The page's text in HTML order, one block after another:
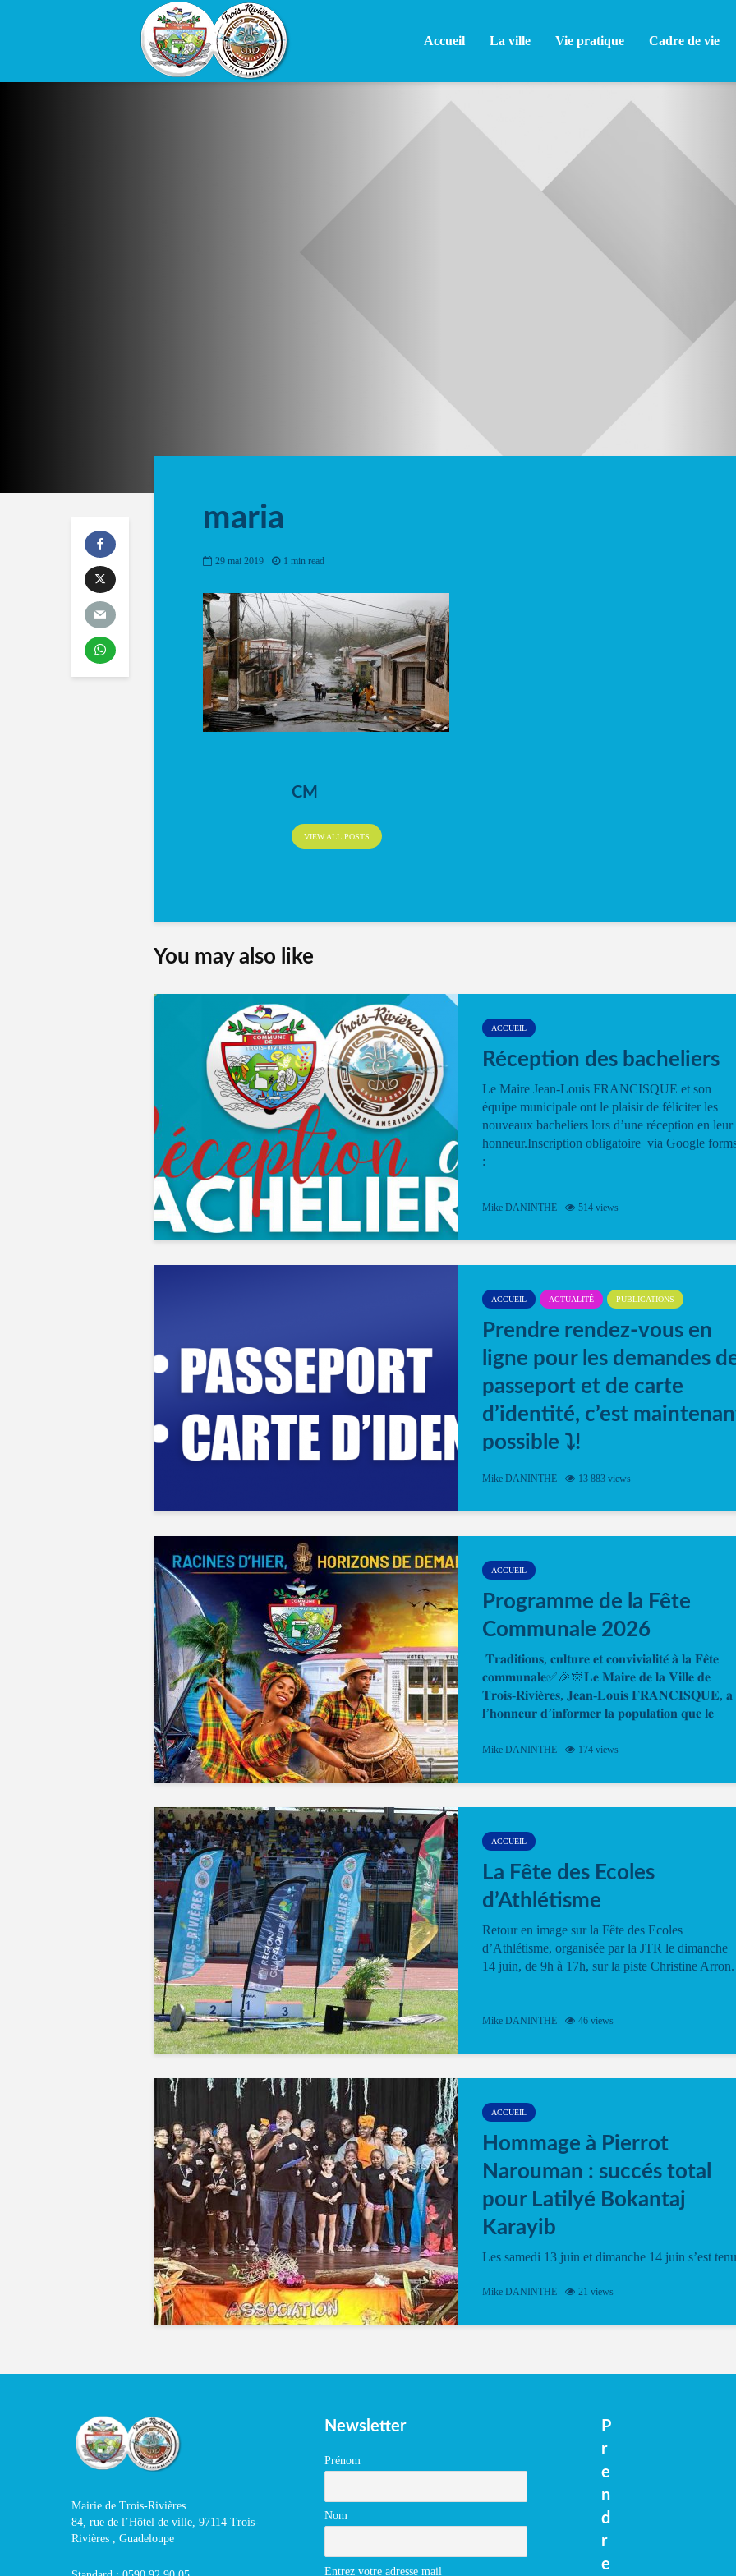
Accueil La ville Vie pratique Cadre de vie
maria
29 mai 2019 1 min read
CM
VIEW ALL POSTS
You may also like
ACCUEIL
Réception des bacheliers
Le Maire Jean-Louis FRANCISQUE et son
équipe municipale ont le plaisir de féliciter les
nouveaux bacheliers lors d’une réception en leur
honneur.Inscription obligatoire via Google
:
Mike DANINTHE 514 views
ACCUEIL ACTUALITÉ PUBLICATIONS
Prendre rendez-vous en
ligne pour les demandes
passeport et de carte
d’identité, c’est
possible ⤵️!
Désormais, il est possible de prendre rendez-
Mike DANINTHE 13 883 views
ACCUEIL
Programme de la Fête
Communale 2026
𝐓𝐫𝐚𝐝𝐢𝐭𝐢𝐨𝐧𝐬, 𝐜𝐮𝐥𝐭𝐮𝐫𝐞 𝐞𝐭 𝐜𝐨𝐧𝐯𝐢𝐯𝐢𝐚𝐥𝐢𝐭𝐞́ 𝐚̀ 𝐥𝐚 𝐅𝐞̂𝐭𝐞
𝐜𝐨𝐦𝐦𝐮𝐧𝐚𝐥𝐞✅🎉🎊𝐋𝐞 𝐌𝐚𝐢𝐫𝐞 𝐝𝐞 𝐥𝐚 𝐕𝐢𝐥𝐥𝐞 𝐝𝐞
𝐓𝐫𝐨𝐢𝐬-𝐑𝐢𝐯𝐢𝐞̀𝐫𝐞𝐬, 𝐉𝐞𝐚𝐧-𝐋𝐨𝐮𝐢𝐬 𝐅𝐑𝐀𝐍𝐂𝐈𝐒𝐐𝐔𝐄, 𝐚
𝐥’𝐡𝐨𝐧𝐧𝐞𝐮𝐫 𝐝’𝐢𝐧𝐟𝐨𝐫𝐦𝐞𝐫 𝐥𝐚 𝐩𝐨𝐩𝐮𝐥𝐚𝐭𝐢𝐨𝐧 𝐪𝐮𝐞 𝐥𝐞
Mike DANINTHE 174 views
ACCUEIL
La Fête des Ecoles
d’Athlétisme
Retour en image sur la Fête des Ecoles
d’Athlétisme, organisée par la JTR le dimanche
14 juin, de 9h à 17h, sur la piste Christine Arron.
Mike DANINTHE 46 views
ACCUEIL
Hommage à Pierrot
Narouman : succés total
pour Latilyé Bokantaj
Karayib
Les samedi 13 juin et dimanche 14 juin s’est tenu
vibrant à Pierrot Narouman, organisé par
spectacle de fin d’année, présenté à la salle...
Mike DANINTHE 21 views
Mairie de Trois-Rivières
84, rue de l’Hôtel de ville, 97114 Trois-
Rivières , Guadeloupe
Newsletter
Prénom
Nom
Entrez votre adresse mail
P
r
e
n
d
r
e